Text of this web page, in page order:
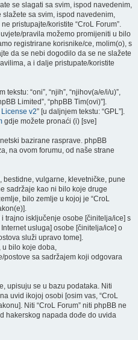
se slagati sa svim, ispod navedenim,
slažete sa svim, ispod navedenim,
pristupajte/koristite “CroL Forum”.
pravila možemo promijeniti u bilo
registrirane korisnike/ce, molim(o), s
da se nebi dogodilo da se ne slažete
a i dalje pristupate/koristite
“oni”, “njih”, “njihov(a/e/i/u)”,
Limited”, “phpBB Tim(ovi)”].
v2” [u daljnjem tekstu: “GPL”].
gdje možete pronaći (i) [sve]
bazirane rasprave. phpBB
na ovom forumu, od naše strane
vulgarne, klevetničke, pune
sadržaje kao ni bilo koje druge
bilo zemlje u kojoj je “CroL
trajno isključenje osobe [činitelja/ice] s
usluga] osobe [činitelja/ice] o
služi upravo tome].
u bilo koje doba,
postove sa sadržajem koji odgovara
upisuju se u bazu podataka. Niti
uvid ikojoj osobi [osim vas, “CroL
Niti “CroL Forum” niti phpBB ne
hakerskog napada dođe do uvida